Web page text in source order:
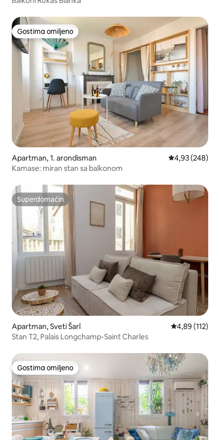
Gostima omiljeno
Gostima omiljeno
Apartman, 1. arondisman Prosečna
4,93 (248)
Kamase: miran stan sa balkonom
Superdomaćin
Superdomaćin
Apartman, Sveti Šarl Prosečna
4,89 (112)
Stan T2, Palais Longchamp-Saint Charles
Gostima omiljeno
Gostima omiljeno